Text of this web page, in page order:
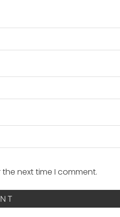
next time I comment.